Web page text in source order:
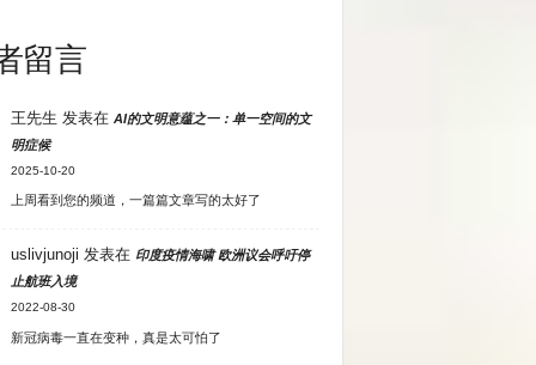
留言
王先生 发表在 AI的文明意蕴之一：单一空间的文
明症候
2025-10-20
上周看到您的频道，一篇篇文章写的太好了
uslivjunoji 发表在 印度疫情海啸 欧洲议会呼吁停
止航班入境
2022-08-30
新冠病毒一直在变种，真是太可怕了